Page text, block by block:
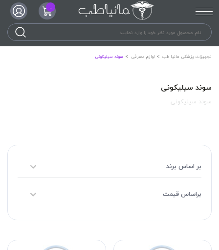
0
تجهیزات پزشکی مانیا طب لوازم مصرفی سوند سیلیکونی
سوند سیلیکونی
سوند سیلیکونی
بر اساس برند
براساس قیمت